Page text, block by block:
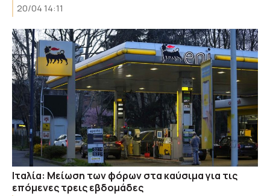
20/04 14:11
Ιταλία: Μείωση των φόρων στα καύσιμα για τις
επόμενες τρεις εβδομάδες